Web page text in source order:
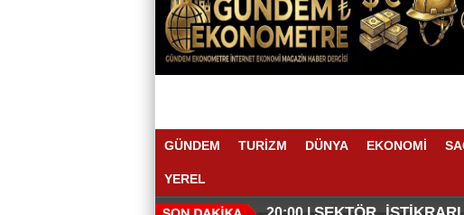
GÜNDEM TURİZM DÜNYA EKONOMİ
YEREL
20:00 |SEKTÖR,
BEKLİYOR